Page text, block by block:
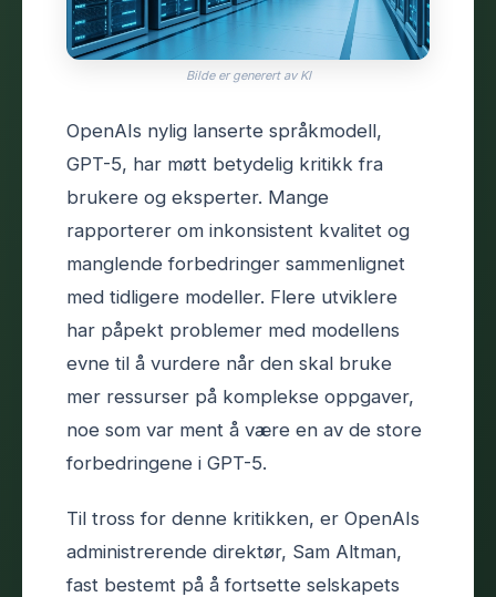
Bilde er generert av KI
OpenAIs nylig lanserte språkmodell,
GPT-5, har møtt betydelig kritikk fra
brukere og eksperter. Mange
rapporterer om inkonsistent kvalitet og
manglende forbedringer sammenlignet
med tidligere modeller. Flere utviklere
har påpekt problemer med modellens
evne til å vurdere når den skal bruke
mer ressurser på komplekse oppgaver,
noe som var ment å være en av de store
forbedringene i GPT-5.
Til tross for denne kritikken, er OpenAIs
administrerende direktør, Sam Altman,
fast bestemt på å fortsette selskapets